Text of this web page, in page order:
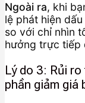
Ngoài ra, khi
lệ phát hiện
so với chỉ nhìn
hưởng trực tiếp
Lý do 3: Rủi
phần giảm giá